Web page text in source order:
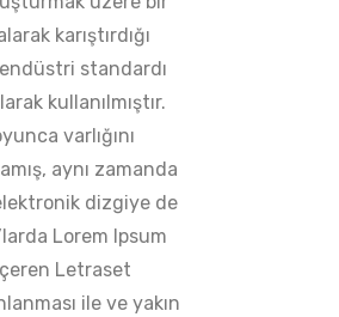
karıştırdığı
standardı
kullanılmıştır.
varlığını
aynı zamanda
dizgiye de
Lorem Ipsum
Letraset
ile ve yakın